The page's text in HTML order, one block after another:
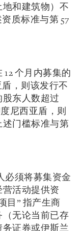
和建筑物）不
质标准与第 57
个月内募集的
，则该发行不
东人数超过
尼西亚盾，则
门槛标准与第
必须将募集资金
活动提供资
目” 指产生商
（无论当前已存
证券或伊斯兰